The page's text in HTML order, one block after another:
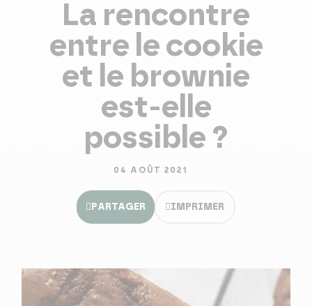
La rencontre
entre le cookie
et le brownie
est-elle
possible ?
04 AOÛT 2021
PARTAGER IMPRIMER